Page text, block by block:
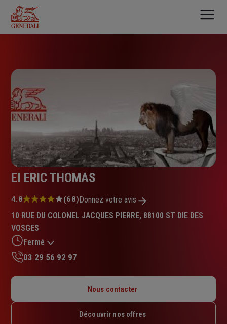
contenu
principal
EI ERIC THOMAS
Note
4.8
sur
5
étoiles
4.8 (68)Donnez votre avis
10 RUE DU COLONEL JACQUES PIERRE, 88100 ST DIE DES
VOSGES
Fermé
Mardi : 09h – 12h / 14h – 17h
Jeudi : 09h – 12h / 14h – 17h
03 29 56 92 97
Nous contacter
Découvrir nos offres